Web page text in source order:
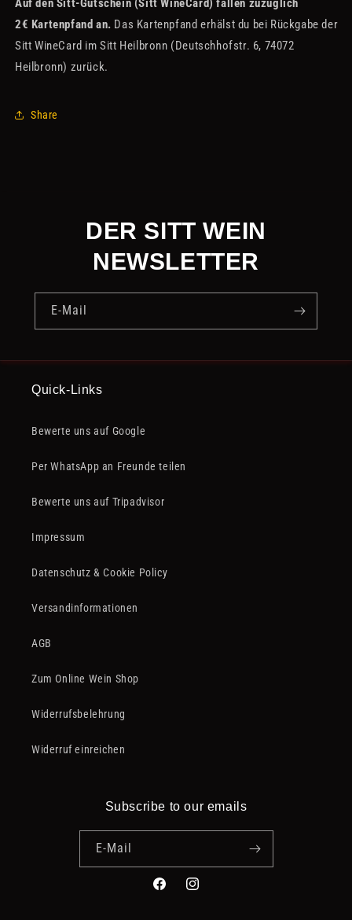
Auf den Sitt-Gutschein (Sitt WineCard) fallen zuzüglich
2€ Kartenpfand an. Das Kartenpfand erhälst du bei Rückgabe der
Sitt WineCard im Sitt Heilbronn (Deutschhofstr. 6, 74072
Heilbronn) zurück.
Share
DER SITT WEIN
NEWSLETTER
E-Mail
Quick-Links
Bewerte uns auf Google
Per WhatsApp an Freunde teilen
Bewerte uns auf Tripadvisor
Impressum
Datenschutz & Cookie Policy
Versandinformationen
AGB
Zum Online Wein Shop
Widerrufsbelehrung
Widerruf einreichen
Subscribe to our emails
E-Mail
FacebookInstagram